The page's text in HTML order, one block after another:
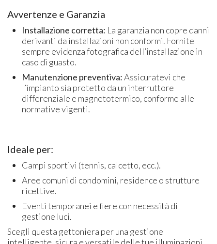
Avvertenze e Garanzia
Installazione corretta: La garanzia non copre danni
derivanti da installazioni non conformi. Fornite
sempre evidenza fotografica dell’installazione in
caso di guasto.
Manutenzione preventiva:Assicuratevi che
l’impianto sia protetto da un interruttore
differenziale e magnetotermico, conforme alle
normative vigenti.
Ideale per:
Campi sportivi (tennis, calcetto, ecc.).
Aree comuni di condomini, residence o strutture
ricettive.
Eventi temporanei e fiere con necessità di
gestione luci.
Scegli questa gettoniera per una gestione